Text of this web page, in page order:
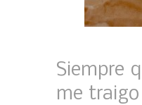
Siempre
me